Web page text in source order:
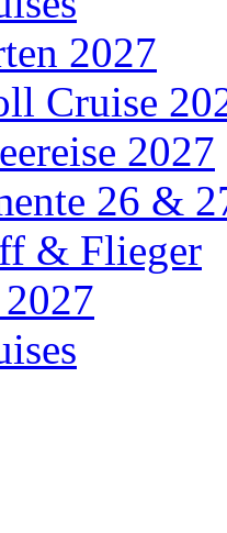
2027
Cruise
2027
26 &
& Flieger
2027